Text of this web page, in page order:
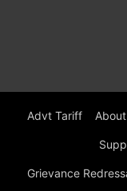
Advt Tariff
Grievance